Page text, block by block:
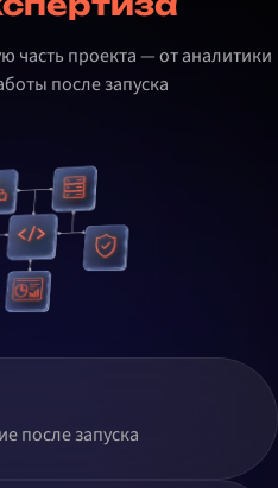
часть проекта — от аналитики
после запуска
после запуска